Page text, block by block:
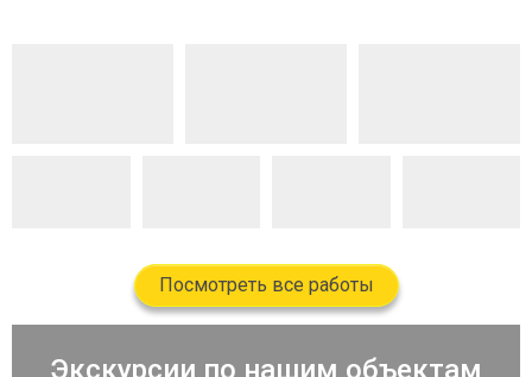
Посмотреть все работы
Экскурсии по нашим объектам